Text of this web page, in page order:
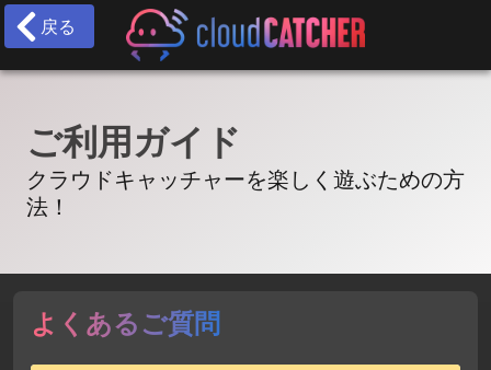
戻る
ご利用ガイド
クラウドキャッチャーを楽しく遊ぶための方
法！
よくあるご質問